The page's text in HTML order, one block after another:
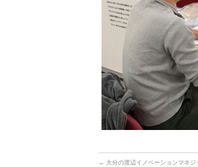
← 大分の渡辺イノベーションマネ